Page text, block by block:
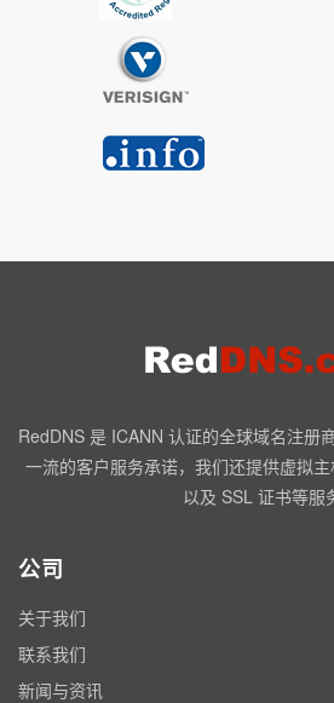
RedDNS 是 ICANN 认证的全球域名注册
一流的客户服务承诺，我们还提供虚拟
以及 SSL 证书等服
公司
关于我们
联系我们
新闻与资讯